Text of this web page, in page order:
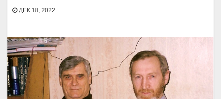
ДЕК 18, 2022